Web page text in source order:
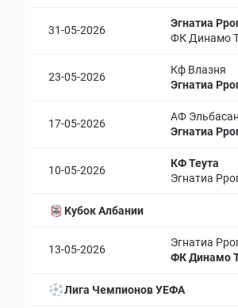
31-05-2026
Эгнатиа
ФК Динамо
23-05-2026
Кф Влазня
Эгнатиа
17-05-2026
АФ
Эгнатиа
10-05-2026
КФ Теута
Эгнатиа
Кубок Албании
13-05-2026
Эгнатиа
ФК Динамо
Лига Чемпионов УЕФА